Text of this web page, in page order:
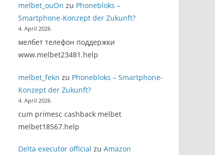
melbet_ouOn zu Phonebloks –
Smartphone-Konzept der Zukunft?
4. April 2026
мелбет телефон поддержки
www.melbet23481.help
melbet_fekn zu Phonebloks – Smartphone-
Konzept der Zukunft?
4. April 2026
cum primesc cashback melbet
melbet18567.help
Delta executor official zu Amazon